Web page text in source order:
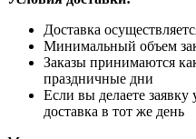
Доставка
Минимальный объем
Заказы принимаются
праздничные дни
Если вы делаете
доставка в тот же день